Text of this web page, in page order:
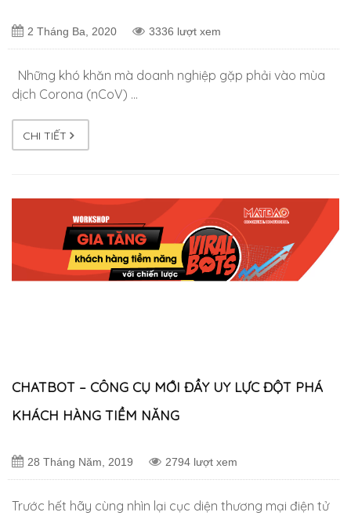
2 Tháng Ba, 2020 3336 lượt xem
Những khó khăn mà doanh nghiệp gặp phải vào mùa
dịch Corona (nCoV) …
CHI TIẾT
CHATBOT – CÔNG CỤ MỚI ĐẦY UY LỰC ĐỘT PHÁ
KHÁCH HÀNG TIỀM NĂNG
28 Tháng Năm, 2019 2794 lượt xem
Trước hết hãy cùng nhìn lại cục diện thương mại điện tử